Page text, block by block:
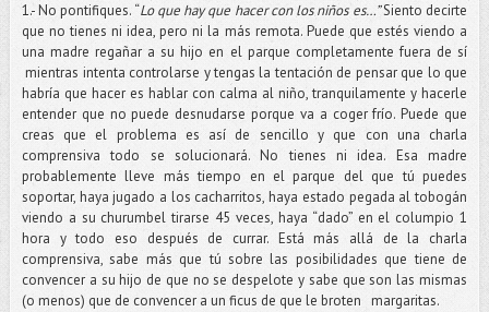
1.- No pontifiques. “Lo que hay que hacer con los niños es…”Siento decirte
que no tienes ni idea, pero ni la más remota. Puede que estés viendo a
una madre regañar a su hijo en el parque completamente fuera de sí
mientras intenta controlarse y tengas la tentación de pensar que lo que
habría que hacer es hablar con calma al niño, tranquilamente y hacerle
entender que no puede desnudarse porque va a coger frío. Puede que
creas que el problema es así de sencillo y que con una charla
comprensiva todo se solucionará. No tienes ni idea. Esa madre
probablemente lleve más tiempo en el parque del que tú puedes
soportar, haya jugado a los cacharritos, haya estado pegada al tobogán
viendo a su churumbel tirarse 45 veces, haya “dado” en el columpio 1
hora y todo eso después de currar. Está más allá de la charla
comprensiva, sabe más que tú sobre las posibilidades que tiene de
convencer a su hijo de que no se despelote y sabe que son las mismas
(o menos) que de convencer a un ficus de que le broten margaritas.